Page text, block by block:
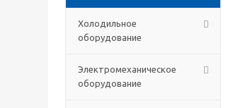
Холодильное
оборудование
Электромеханическое
оборудование